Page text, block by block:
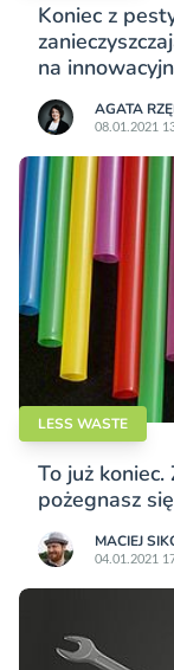
Koniec z
na
AGATA
08.01.2021
LESS WASTE
To już
pożegnasz
MACIEJ
04.01.2021